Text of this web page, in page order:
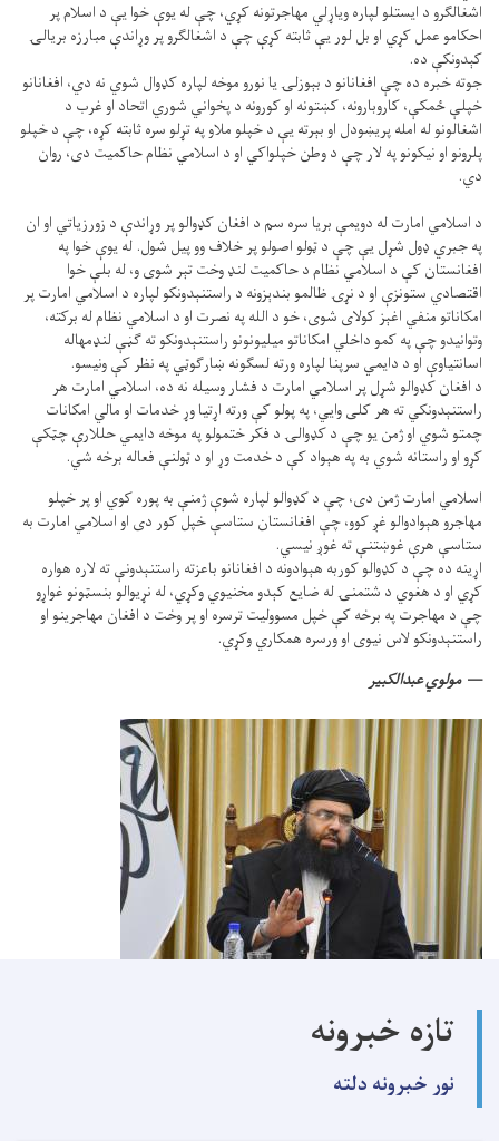
اشغالګرو د ایستلو لپاره ویاړلي مهاجرتونه کړي، چې له یوې خوا یې د اسلام پر
احکامو عمل کړي او بل لور یې ثابته کړې چې د اشغالګرو پر وړاندې مبارزه بريالۍ
کېدونکې ده.
جوته خبره ده چې افغانانو د بېوزلۍ یا نورو موخه لپاره کډوال شوي نه دي، افغانانو
خپلې ځمکې، کاروبارونه، کښتونه او کورونه د پخواني شوري اتحاد او غرب د
اشغالونو له امله پريښودل او بېرته یې د خپلو ملاو په تړلو سره ثابته کړه، چې د خپلو
پلرونو او نیکونو په لار چې د وطن خپلواکي او د اسلامي نظام حاکمیت دی، روان
دي.
د اسلامي امارت له دویمې بریا سره سم د افغان کډوالو پر وړاندې د زورزیاتي او ان
په جبري ډول شړل یې چې د ټولو اصولو پر خلاف وو پیل شول. له یوې خوا په
افغانستان کې د اسلامي نظام د حاکمیت لنډ وخت تېر شوی و، له بلې خوا
اقتصادي ستونزې او د نړۍ ظالمو بندېزونه د راستنېدونکو لپاره د اسلامي امارت پر
امکاناتو منفي اغېز کولای شوی، خو د الله په نصرت او د اسلامي نظام له برکته،
وتوانیدو چې په کمو داخلي امکاناتو میلیونونو راستنېدونکو ته ګڼې لنډمهاله
اسانتیاوې او د دایمي سرپنا لپاره ورته لسګونه ښارګوټي په نظر کې ونیسو.
د افغان کډوالو شړل پر اسلامي امارت د فشار وسیله نه ده، اسلامي امارت هر
راستنېدونکي ته هر کلی وايي، په پولو کې ورته اړتیا وړ خدمات او مالي امکانات
چمتو شوي او ژمن یو چې د کډوالۍ د فکر ختمولو په موخه دایمي حللارې چټکې
کړو او راستانه شوي به په هېواد کې د خدمت وړ او د ټولنې فعاله برخه شي.
اسلامي امارت ژمن دی، چې د کډوالو لپاره شوې ژمنې به پوره کوي او پر خپلو
مهاجرو هېوادوالو غږ کوو، چې افغانستان ستاسې خپل کور دی او اسلامي امارت به
ستاسې هرې غوښتنې ته غوږ نیسي.
اړینه ده چې د کډوالو کوربه هېوادونه د افغانانو باعزته راستنېدونې ته لاره هواره
کړي او د هغوي د شتمنۍ له ضایع کېدو مخنیوي وکړي، له نړیوالو بنسټونو غواړو
چې د مهاجرت په برخه کې خپل مسوولیت ترسره او پر وخت د افغان مهاجرینو او
راستنېدونکو لاس نیوی او ورسره همکاري وکړي.
مولوي عبدالکبیر
تازه خبرونه
نور خبرونه دلته